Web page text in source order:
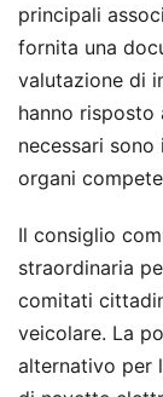
principali
fornita una
valutazione di
hanno risposto
necessari
organi
Il consiglio
straordinaria
comitati
veicolare. La
alternativo per